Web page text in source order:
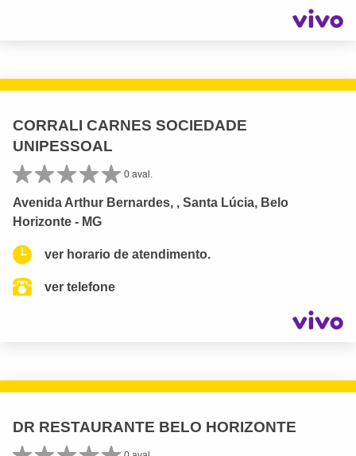
CORRALI CARNES SOCIEDADE
UNIPESSOAL
0 aval.
Avenida Arthur Bernardes, , Santa Lúcia, Belo
Horizonte - MG
ver horario de atendimento.
ver telefone
DR RESTAURANTE BELO HORIZONTE